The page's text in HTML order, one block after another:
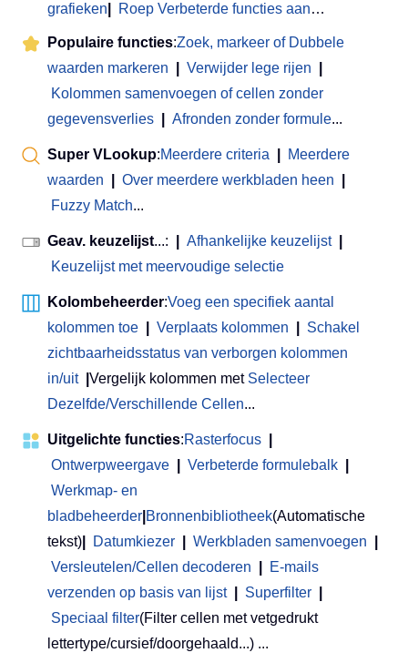
grafieken
Roep Verbeterde functies aan…
Populaire functies:Zoek, markeer of Dubbele
waarden markeren
Verwijder lege rijen
Kolommen samenvoegen of cellen zonder
gegevensverlies
Afronden zonder formule...
Super VLookup:Meerdere criteria
Meerdere
waarden
Over meerdere werkbladen heen
Fuzzy Match...
Geav. keuzelijst...: Afhankelijke keuzelijst
Keuzelijst met meervoudige selectie
Kolombeheerder:Voeg een specifiek aantal
kolommen toe
Verplaats kolommen
Schakel
zichtbaarheidsstatus van verborgen kolommen
in/uit
Vergelijk kolommen met Selecteer
Dezelfde/Verschillende Cellen...
Uitgelichte functies:Rasterfocus
Ontwerpweergave
Verbeterde formulebalk
Werkmap- en
bladbeheerder Bronnenbibliotheek(Automatische
tekst)
Datumkiezer Werkbladen samenvoegen
Versleutelen/Cellen decoderen
E-mails
verzenden op basis van lijst
Superfilter
Speciaal filter(Filter cellen met vetgedrukt
lettertype/cursief/doorgehaald...) ...